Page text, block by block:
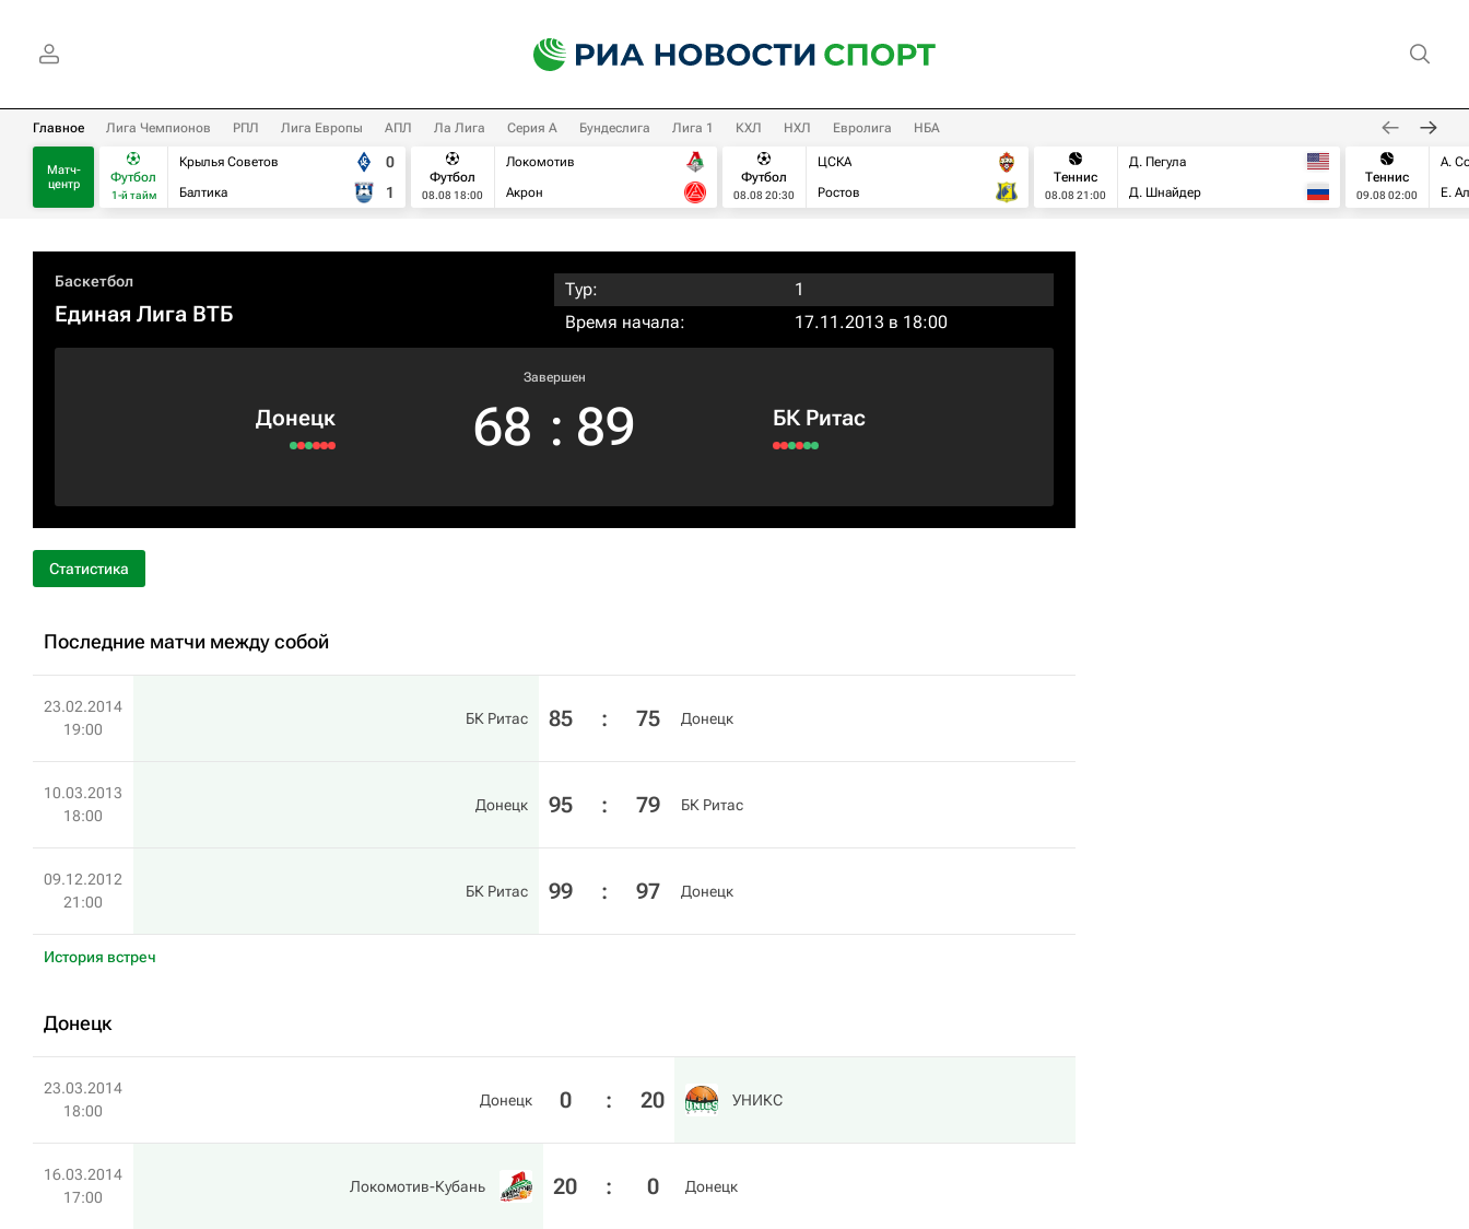
Главное Лига Чемпионов РПЛ Лига Европы АПЛ Ла Лига Серия А Бундеслига Лига 1 КХЛ НХЛ Евролига НБА
Матч-
центр
Футбол
1-й тайм
Крылья Советов
Балтика
0
1
Футбол
08.08 18:00
Локомотив
Акрон
Футбол
08.08 20:30
ЦСКА
Ростов
Теннис
08.08 21:00
Д. Пегула
Д. Шнайдер
Теннис
09.08 02:00
А.
Е.
Баскетбол
Единая Лига ВТБ
Тур:
1
Время начала:
17.11.2013 в 18:00
Донецк
Завершен
68 : 89 БК Ритас
Статистика
Последние матчи между собой
23.02.2014
19:00
БК Ритас 85 : 75 Донецк
10.03.2013
18:00
Донецк 95 : 79 БК Ритас
09.12.2012
21:00
БК Ритас 99 : 97 Донецк
История встреч
Донецк
23.03.2014
18:00
Донецк 0 : 20 УНИКС
16.03.2014
17:00
Локомотив-Кубань 20 : 0 Донецк